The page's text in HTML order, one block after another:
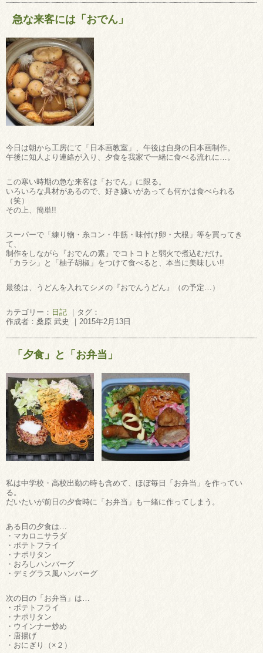
急な来客には「おでん」
今日は朝から工房にて「日本画教室」、午後は自身の日本画制作。
午後に知人より連絡が入り、夕食を我家で一緒に食べる流れに…。
この寒い時期の急な来客は「おでん」に限る。
いろいろな具材があるので、好き嫌いがあっても何かは食べられる
（笑）
その上、簡単!!
スーパーで「練り物・糸コン・牛筋・味付け卵・大根」等を買ってき
て、
制作をしながら『おでんの素』でコトコトと弱火で煮込むだけ。
「カラシ」と「柚子胡椒」をつけて食べると、本当に美味しい!!
最後は、うどんを入れてシメの『おでんうどん』（の予定…）
カテゴリー： 日記 ｜タグ：
作成者：桑原 武史 ｜2015年2月13日
「夕食」と「お弁当」
私は中学校・高校出勤の時も含めて、ほぼ毎日「お弁当」を作ってい
る。
だいたいが前日の夕食時に「お弁当」も一緒に作ってしまう。
ある日の夕食は…
・マカロニサラダ
・ポテトフライ
・ナポリタン
・おろしハンバーグ
・デミグラス風ハンバーグ
次の日の「お弁当」は…
・ポテトフライ
・ナポリタン
・ウインナー炒め
・唐揚げ
・おにぎり（×２）